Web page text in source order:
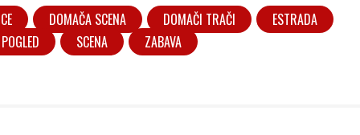
DOMAČA SCENA DOMAČI TRAČI
ESTRADA
SCENA ZABAVA